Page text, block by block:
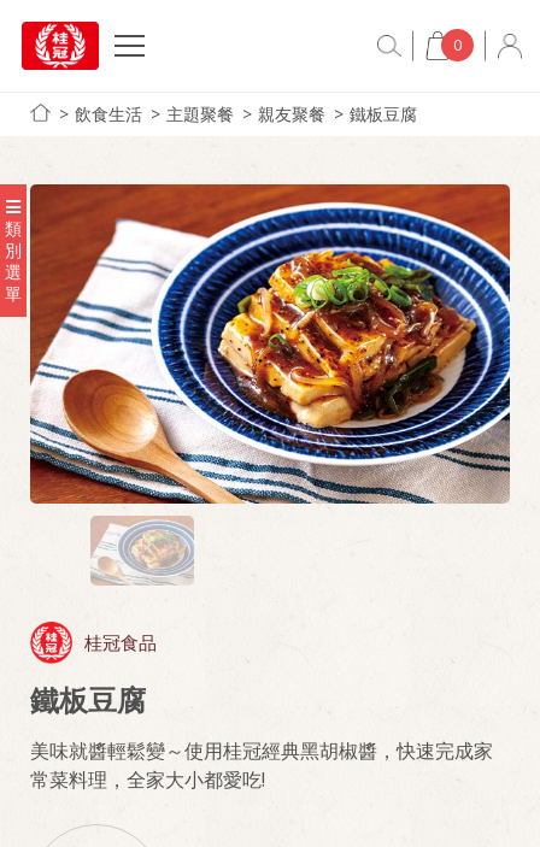
0
飲食生活 主題聚餐 親友聚餐 鐵板豆腐
類
別
選
單
桂冠食品
鐵板豆腐
美味就醬輕鬆變～使用桂冠經典黑胡椒醬，快速完成家
常菜料理，全家大小都愛吃!